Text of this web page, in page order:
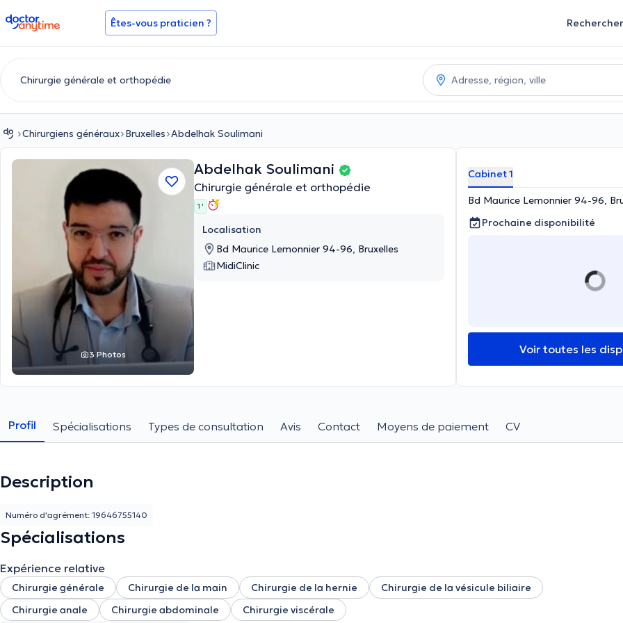
doctoranytime Êtes-vous praticien ? Rechercher
Chirurgiens généraux Bruxelles Abdelhak Soulimani
3 Photos
Abdelhak Soulimani
Chirurgie générale et orthopédie
1 '
Localisation
Bd Maurice Lemonnier 94-96, Bruxelles
MidiClinic
Cabinet 1
Bd Maurice Lemonnier 94-96,
Prochaine disponibilité
Voir toutes les
Profil Spécialisations Types de consultation Avis Contact Moyens de paiement CV
Description
Numéro d'agrément: 19646755140
Spécialisations
Expérience relative
Chirurgie générale Chirurgie de la main Chirurgie de la hernie
Chirurgie de la vésicule biliaire
Chirurgie anale
Chirurgie abdominale
Chirurgie viscérale